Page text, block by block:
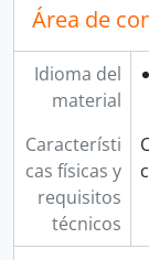
Área de
Idioma del
material
Característi
cas físicas y
requisitos
técnicos